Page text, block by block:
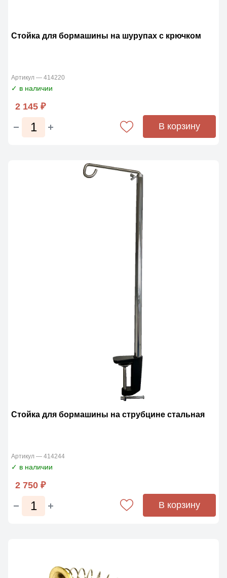
Стойка для бормашины на шурупах с крючком
Артикул — 414220
✓ в наличии
2 145 ₽
В корзину
Стойка для бормашины на струбцине стальная
Артикул — 414244
✓ в наличии
2 750 ₽
В корзину